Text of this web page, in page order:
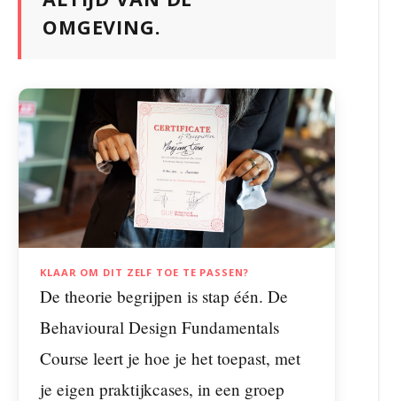
OMGEVING.
KLAAR OM DIT ZELF TOE TE PASSEN?
De theorie begrijpen is stap één. De
Behavioural Design Fundamentals
Course leert je hoe je het toepast, met
je eigen praktijkcases, in een groep